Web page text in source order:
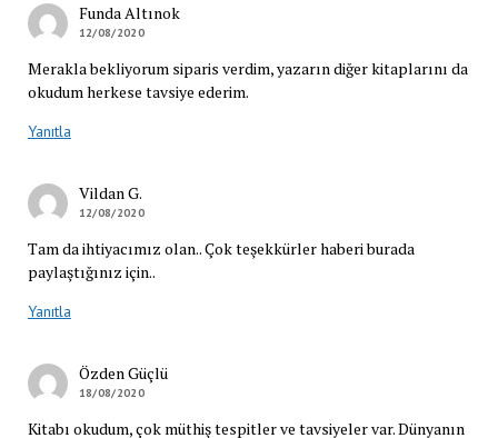
Funda Altınok
12/08/2020
Merakla bekliyorum siparis verdim, yazarın diğer kitaplarını da
okudum herkese tavsiye ederim.
Yanıtla
Vildan G.
12/08/2020
Tam da ihtiyacımız olan.. Çok teşekkürler haberi burada
paylaştığınız için..
Yanıtla
Özden Güçlü
18/08/2020
Kitabı okudum, çok müthiş tespitler ve tavsiyeler var. Dünyanın